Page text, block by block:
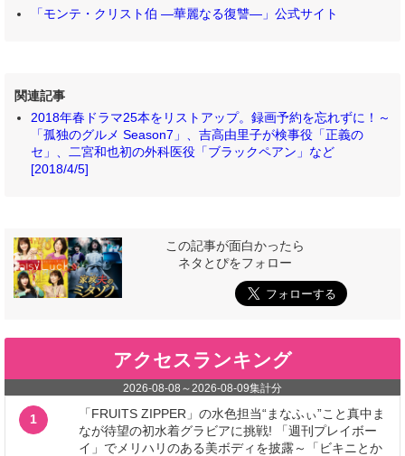
「モンテ・クリスト伯 ―華麗なる復讐―」公式サイト
関連記事
2018年春ドラマ25本をリストアップ。録画予約を忘れずに！～
「孤独のグルメ Season7」、吉高由里子が検事役「正義の
セ」、二宮和也初の外科医役「ブラックペアン」など
[2018/4/5]
この記事が面白かったら
ネタとぴをフォロー
アクセスランキング
2026-08-08 ～2026-08-09集計分
1
「FRUITS ZIPPER」の水色担当“まなふぃ”こと真中ま
なが待望の初水着グラビアに挑戦! 「週刊プレイボー
イ」でメリハリのある美ボディを披露～「ビキニとか